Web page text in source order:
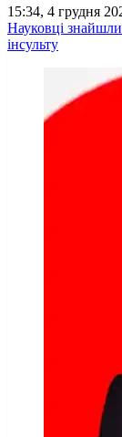
15:34, 4 грудня
Науковці
інсульту